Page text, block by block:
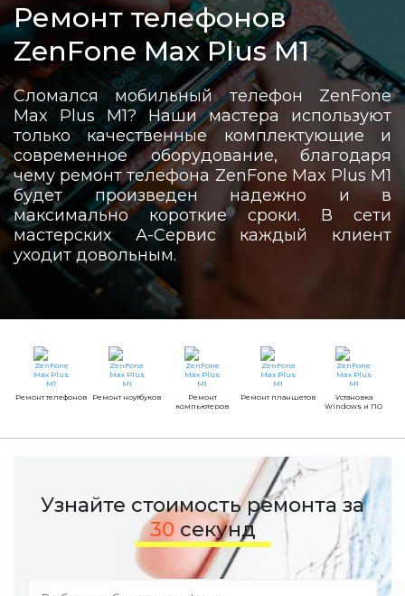
Ремонт телефонов
ZenFone Max Plus M1
Сломался мобильный телефон ZenFone
Max Plus M1? Наши мастера используют
только качественные комплектующие и
современное оборудование, благодаря
чему ремонт телефона ZenFone Max Plus M1
будет произведен надежно и в
максимально короткие сроки. В сети
мастерских А-Сервис каждый клиент
уходит довольным.
Ремонт телефонов Ремонт ноутбуков
Ремонт
компьютеров
Ремонт планшетов
Установка
Windows и ПО
Узнайте стоимость ремонта за
30 секунд